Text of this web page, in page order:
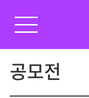
공모전